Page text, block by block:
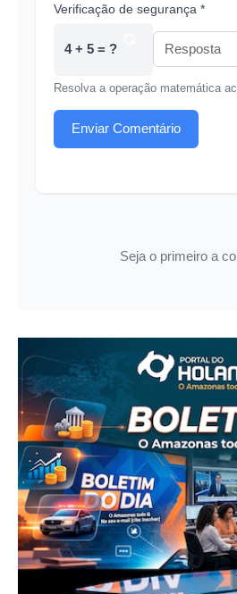
Verificação de segurança *
4 + 5 = ?
Resolva a operação matemática
Enviar Comentário
Seja o primeiro a